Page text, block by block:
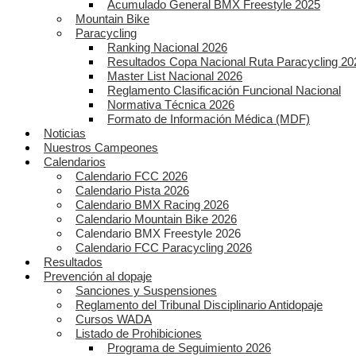
Acumulado General BMX Freestyle 2025
Mountain Bike
Paracycling
Ranking Nacional 2026
Resultados Copa Nacional Ruta Paracycling
Master List Nacional 2026
Reglamento Clasificación Funcional Nacional
Normativa Técnica 2026
Formato de Información Médica (MDF)
Noticias
Nuestros Campeones
Calendarios
Calendario FCC 2026
Calendario Pista 2026
Calendario BMX Racing 2026
Calendario Mountain Bike 2026
Calendario BMX Freestyle 2026
Calendario FCC Paracycling 2026
Resultados
Prevención al dopaje
Sanciones y Suspensiones
Reglamento del Tribunal Disciplinario Antidopaje
Cursos WADA
Listado de Prohibiciones
Programa de Seguimiento 2026